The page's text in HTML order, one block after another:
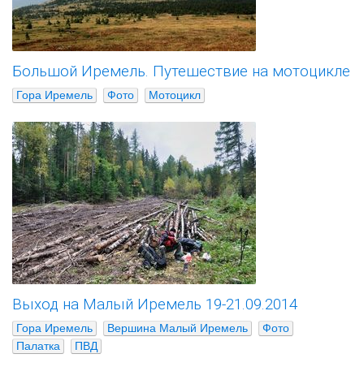
Большой Иремель. Путешествие на мотоцикле
Гора Иремель Фото Мотоцикл
Выход на Малый Иремель 19-21.09.2014
Гора Иремель Вершина Малый Иремель
Фото
Палатка
ПВД